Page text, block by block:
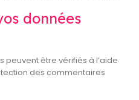
données
peuvent être vérifiés à l’aide
des commentaires